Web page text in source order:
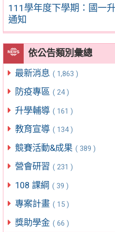
111學年度下學期：國一
通知
依公告類別彙總
最新消息 ( 1,863 )
防疫專區 ( 24 )
升學輔導 ( 161 )
教育宣導 ( 134 )
競賽活動&成果 ( 389 )
營會研習 ( 231 )
108 課綱 ( 39 )
專案計畫 ( 15 )
獎助學金 ( 66 )